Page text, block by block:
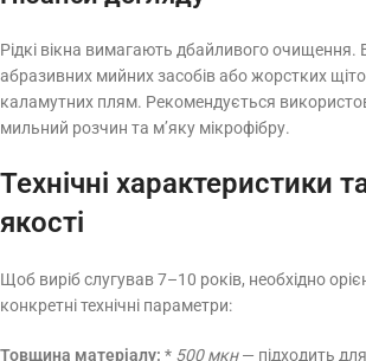
Рідкі вікна вимагають дбайливого очищення.
абразивних мийних засобів або жорстких
каламутних плям. Рекомендується
мильний розчин та м’яку мікрофібру.
Технічні характеристики
якості
Щоб виріб слугував 7–10 років, необхідно
конкретні технічні параметри:
Товщина матеріалу: * 500 мкн— підходить